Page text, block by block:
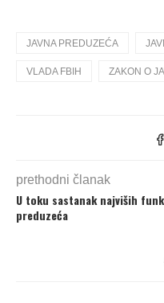
JAVNA PREDUZEĆA
VLADA FBIH ZAKON O
prethodni članak
U toku sastanak najviših
preduzeća